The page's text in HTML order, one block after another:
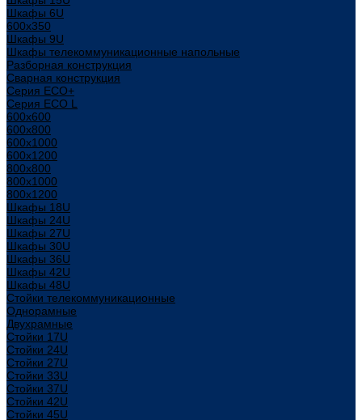
Шкафы 6U
600x350
Шкафы 9U
Шкафы телекоммуникационные напольные
Разборная конструкция
Сварная конструкция
Серия ECO+
Серия ECO L
600x600
600x800
600х1000
600х1200
800x800
800х1000
800х1200
Шкафы 18U
Шкафы 24U
Шкафы 27U
Шкафы 30U
Шкафы 36U
Шкафы 42U
Шкафы 48U
Стойки телекоммуникационные
Однорамные
Двухрамные
Стойки 17U
Стойки 24U
Стойки 27U
Стойки 33U
Стойки 37U
Стойки 42U
Стойки 45U